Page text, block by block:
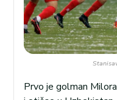
Prvo je golman